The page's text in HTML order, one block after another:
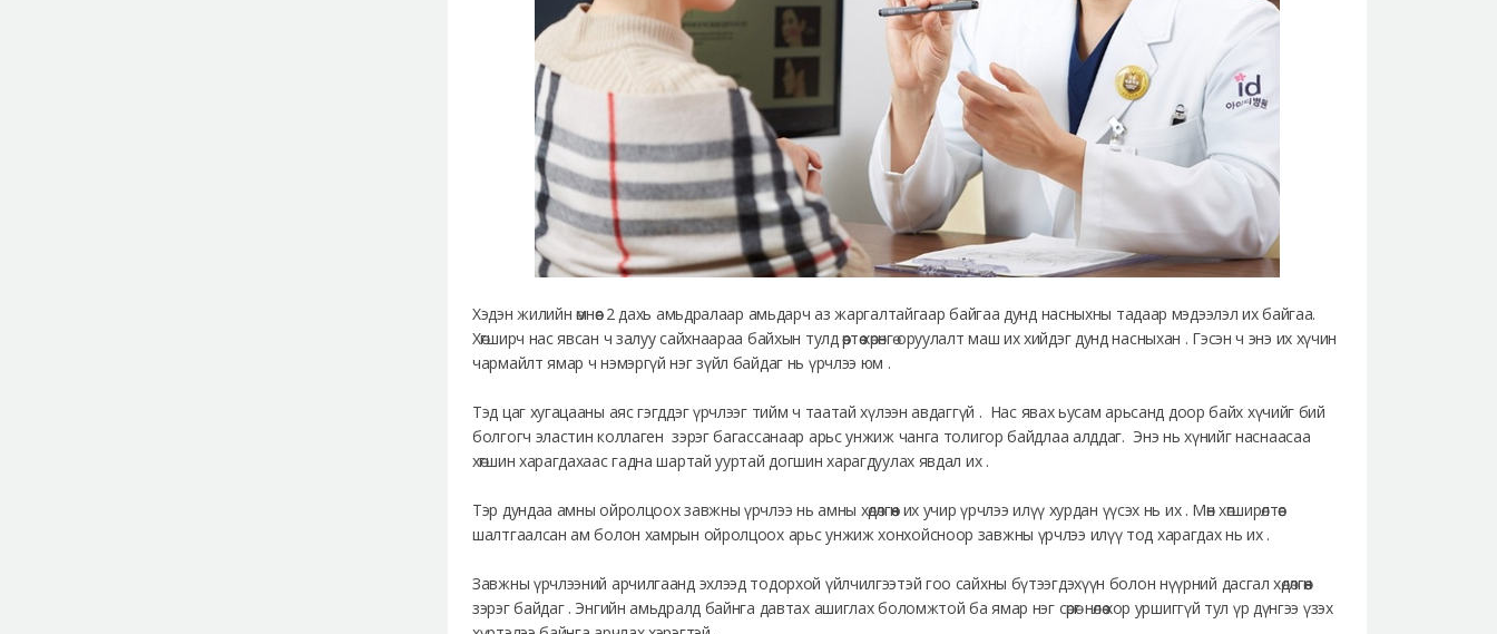
Хэдэн жилийн өмнөөс 2 дахь амьдралаар амьдарч аз жаргалтайгаар байгаа дунд насныхны тадаар мэдээлэл их байгаа.
Хөгширч нас явсан ч залуу сайхнаараа байхын тулд өөртөө хөрөнгө оруулалт маш их хийдэг дунд насныхан . Гэсэн ч энэ их хүчин
чармайлт ямар ч нэмэргүй нэг зүйл байдаг нь үрчлээ юм .
Тэд цаг хугацааны аяс гэгддэг үрчлээг тийм ч таатай хүлээн авдаггүй . Нас явах ьусам арьсанд доор байх хүчийг бий
болгогч эластин коллаген зэрэг багассанаар арьс унжиж чанга толигор байдлаа алддаг. Энэ нь хүнийг наснаасаа
хөгшин харагдахаас гадна шартай ууртай догшин харагдуулах явдал их .
Тэр дундаа амны ойролцоох завжны үрчлээ нь амны хөдөлгөөн их учир үрчлээ илүү хурдан үүсэх нь их . Мөн хөгширөлтөөс
шалтгаалсан ам болон хамрын ойролцоох арьс унжиж хонхойсноор завжны үрчлээ илүү тод харагдах нь их .
Завжны үрчлээний арчилгаанд эхлээд тодорхой үйлчилгээтэй гоо сайхны бүтээгдэхүүн болон нүүрний дасгал хөдөлгөөн
зэрэг байдаг . Энгийн амьдралд байнга давтах ашиглах боломжтой ба ямар нэг сөрөг нөлөө хор уршиггүй тул үр дүнгээ үзэх